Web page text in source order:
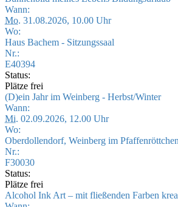
Wann:
Mo. 31.08.2026, 10.00 Uhr
Wo:
Haus Bachem - Sitzungssaal
Nr.:
E40394
Status:
Plätze frei
(D)ein Jahr im Weinberg - Herbst/Winter
Wann:
Mi. 02.09.2026, 12.00 Uhr
Wo:
Oberdollendorf, Weinberg im
Nr.:
F30030
Status:
Plätze frei
Alcohol Ink Art – mit fließenden Farben